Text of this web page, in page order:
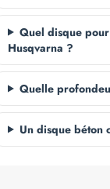
Quel disque
Husqvarna ?
Quelle
Un disque béton